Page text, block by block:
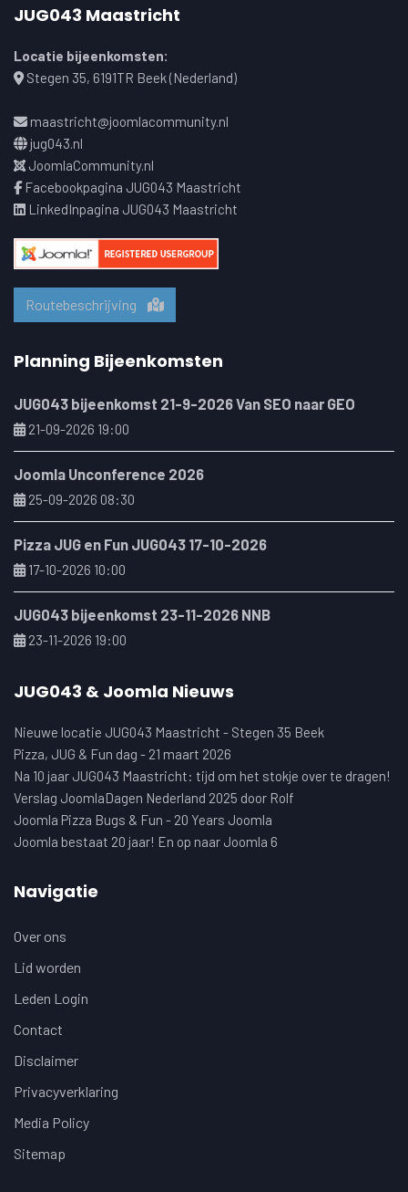
JUG043 Maastricht
Locatie bijeenkomsten:
Stegen 35, 6191TR Beek (Nederland)
maastricht@joomlacommunity.nl
jug043.nl
JoomlaCommunity.nl
Facebookpagina JUG043 Maastricht
LinkedInpagina JUG043 Maastricht
Routebeschrijving
Planning Bijeenkomsten
JUG043 bijeenkomst 21-9-2026 Van SEO naar GEO
21-09-2026 19:00
Joomla Unconference 2026
25-09-2026 08:30
Pizza JUG en Fun JUG043 17-10-2026
17-10-2026 10:00
JUG043 bijeenkomst 23-11-2026 NNB
23-11-2026 19:00
JUG043 & Joomla Nieuws
Nieuwe locatie JUG043 Maastricht - Stegen 35 Beek
Pizza, JUG & Fun dag - 21 maart 2026
Na 10 jaar JUG043 Maastricht: tijd om het stokje over te dragen!
Verslag JoomlaDagen Nederland 2025 door Rolf
Joomla Pizza Bugs & Fun - 20 Years Joomla
Joomla bestaat 20 jaar! En op naar Joomla 6
Navigatie
Over ons
Lid worden
Leden Login
Contact
Disclaimer
Privacyverklaring
Media Policy
Sitemap